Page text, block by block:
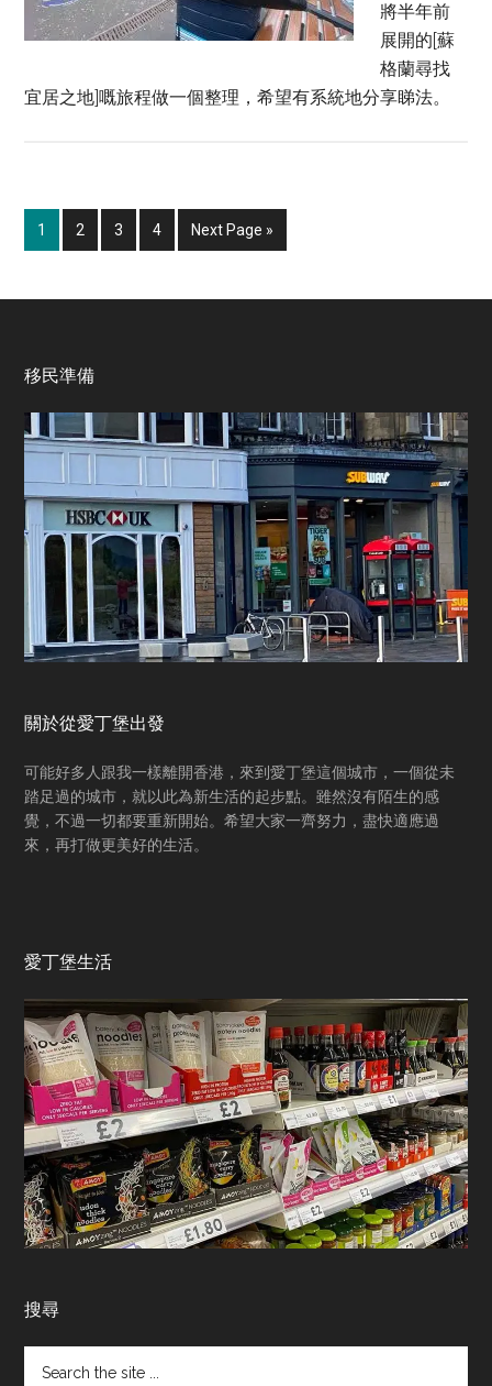
將半年前
展開的[蘇
格蘭尋找
宜居之地]嘅旅程做一個整理，希望有系統地分享睇法。
Page
1 Page
2 Page
3 Page
4
Go
to
Next Page »
Footer
移民準備
關於從愛丁堡出發
可能好多人跟我一樣離開香港，來到愛丁堡這個城市，一個從未
踏足過的城市，就以此為新生活的起步點。雖然沒有陌生的感
覺，不過一切都要重新開始。希望大家一齊努力，盡快適應過
來，再打做更美好的生活。
愛丁堡生活
搜尋
the